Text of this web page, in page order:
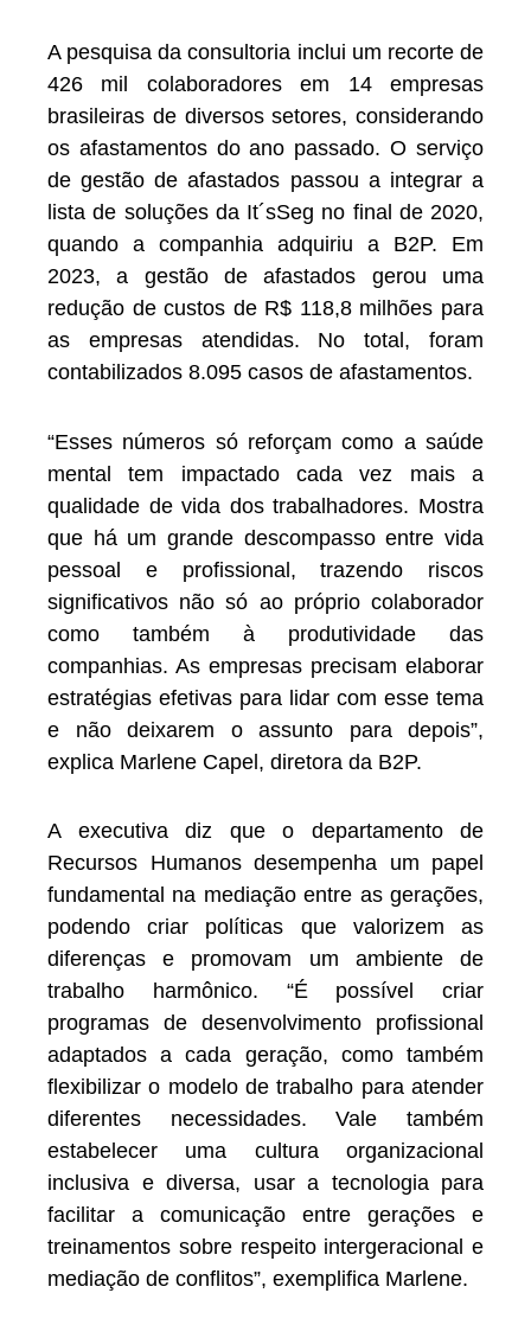
A pesquisa da consultoria inclui um recorte de
426 mil colaboradores em 14 empresas
brasileiras de diversos setores, considerando
os afastamentos do ano passado. O serviço
de gestão de afastados passou a integrar a
lista de soluções da It´sSeg no final de 2020,
quando a companhia adquiriu a B2P. Em
2023, a gestão de afastados gerou uma
redução de custos de R$ 118,8 milhões para
as empresas atendidas. No total, foram
contabilizados 8.095 casos de afastamentos.
“Esses números só reforçam como a saúde
mental tem impactado cada vez mais a
qualidade de vida dos trabalhadores. Mostra
que há um grande descompasso entre vida
pessoal e profissional, trazendo riscos
significativos não só ao próprio colaborador
como também à produtividade das
companhias. As empresas precisam elaborar
estratégias efetivas para lidar com esse tema
e não deixarem o assunto para depois”,
explica Marlene Capel, diretora da B2P.
A executiva diz que o departamento de
Recursos Humanos desempenha um papel
fundamental na mediação entre as gerações,
podendo criar políticas que valorizem as
diferenças e promovam um ambiente de
trabalho harmônico. “É possível criar
programas de desenvolvimento profissional
adaptados a cada geração, como também
flexibilizar o modelo de trabalho para atender
diferentes necessidades. Vale também
estabelecer uma cultura organizacional
inclusiva e diversa, usar a tecnologia para
facilitar a comunicação entre gerações e
treinamentos sobre respeito intergeracional e
mediação de conflitos”, exemplifica Marlene.